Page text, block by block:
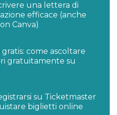
una lettera di
efficace (anche
Canva)
come ascoltare
gratuitamente su
su Ticketmaster
biglietti online